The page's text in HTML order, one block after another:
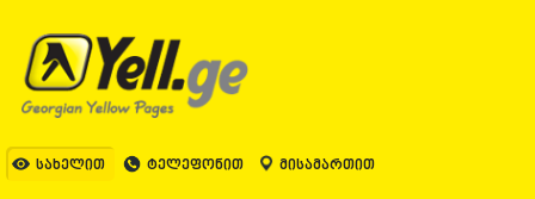
სახელით ტელეფონით მისამართით
ᲗᲑᲘᲚᲘᲡᲘ
ᲗᲑᲘᲚᲘᲡᲘ
ᲐᲤᲮᲐᲖᲔᲗᲘ
ᲒᲐᲚᲘ
ᲑᲐᲗᲣᲛᲘ